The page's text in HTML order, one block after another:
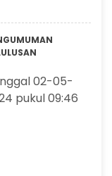
02-05-
pukul 09:46